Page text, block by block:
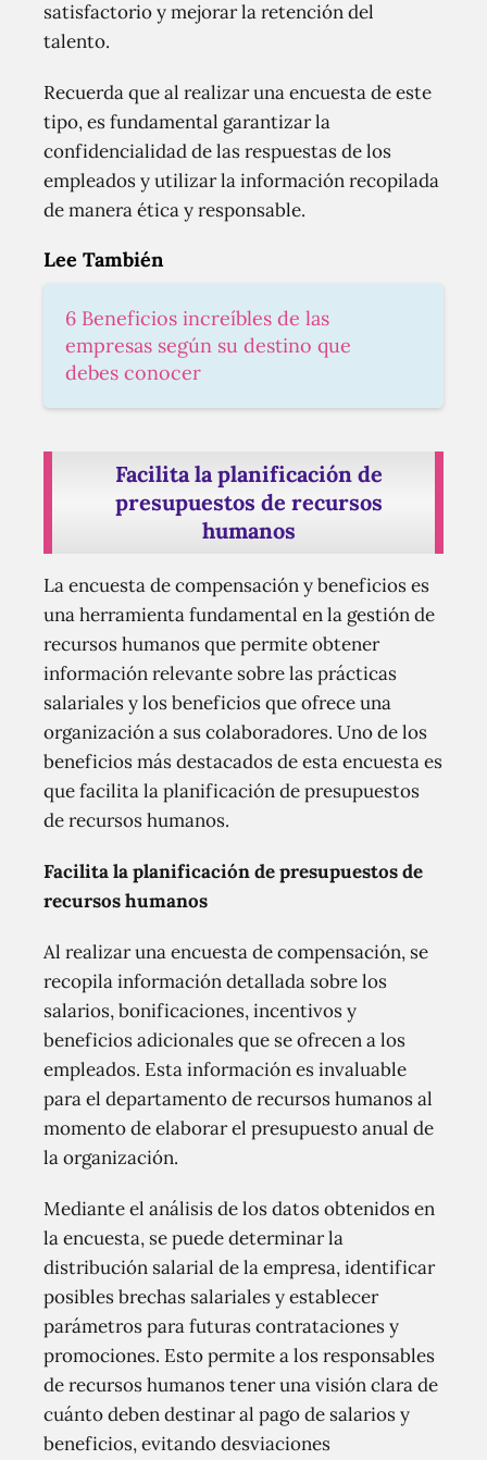
satisfactorio y mejorar la retención del
talento.
Recuerda que al realizar una encuesta de este
tipo, es fundamental garantizar la
confidencialidad de las respuestas de los
empleados y utilizar la información recopilada
de manera ética y responsable.
Lee También
6 Beneficios increíbles de las
empresas según su destino que
debes conocer
Facilita la planificación de
presupuestos de recursos
humanos
La encuesta de compensación y beneficios es
una herramienta fundamental en la gestión de
recursos humanos que permite obtener
información relevante sobre las prácticas
salariales y los beneficios que ofrece una
organización a sus colaboradores. Uno de los
beneficios más destacados de esta encuesta es
que facilita la planificación de presupuestos
de recursos humanos.
Facilita la planificación de presupuestos de
recursos humanos
Al realizar una encuesta de compensación, se
recopila información detallada sobre los
salarios, bonificaciones, incentivos y
beneficios adicionales que se ofrecen a los
empleados. Esta información es invaluable
para el departamento de recursos humanos al
momento de elaborar el presupuesto anual de
la organización.
Mediante el análisis de los datos obtenidos en
la encuesta, se puede determinar la
distribución salarial de la empresa, identificar
posibles brechas salariales y establecer
parámetros para futuras contrataciones y
promociones. Esto permite a los responsables
de recursos humanos tener una visión clara de
cuánto deben destinar al pago de salarios y
beneficios, evitando desviaciones